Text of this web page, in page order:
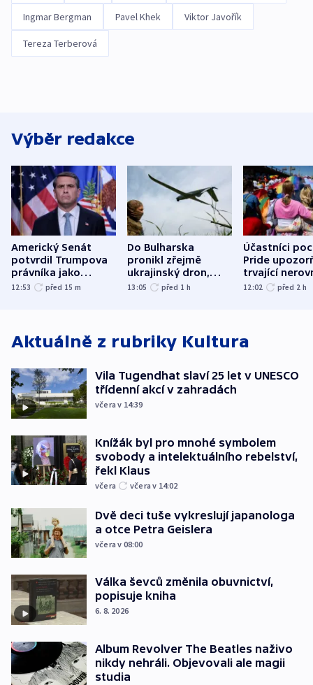
Ingmar Bergman Pavel Khek Viktor Javořík
Tereza Terberová
Výběr redakce
Americký Senát
potvrdil Trumpova
právníka jako
ministra
12:53 před 15 m
Do Bulharska
pronikl zřejmě
ukrajinský dron,
explodoval kilometr
13:05 před 1 h
Účastníci
Pride
trvající
12:02 před 2 h
Aktuálně z rubriky Kultura
Vila Tugendhat slaví 25 let v UNESCO
třídenní akcí v zahradách
včera v 14:39
Knížák byl pro mnohé symbolem
svobody a intelektuálního rebelství,
řekl Klaus
včera včera v 14:02
Dvě deci tuše vykreslují japanologa
a otce Petra Geislera
včera v 08:00
Válka ševců změnila obuvnictví,
popisuje kniha
6. 8. 2026
Album Revolver The Beatles naživo
nikdy nehráli. Objevovali ale magii
studia